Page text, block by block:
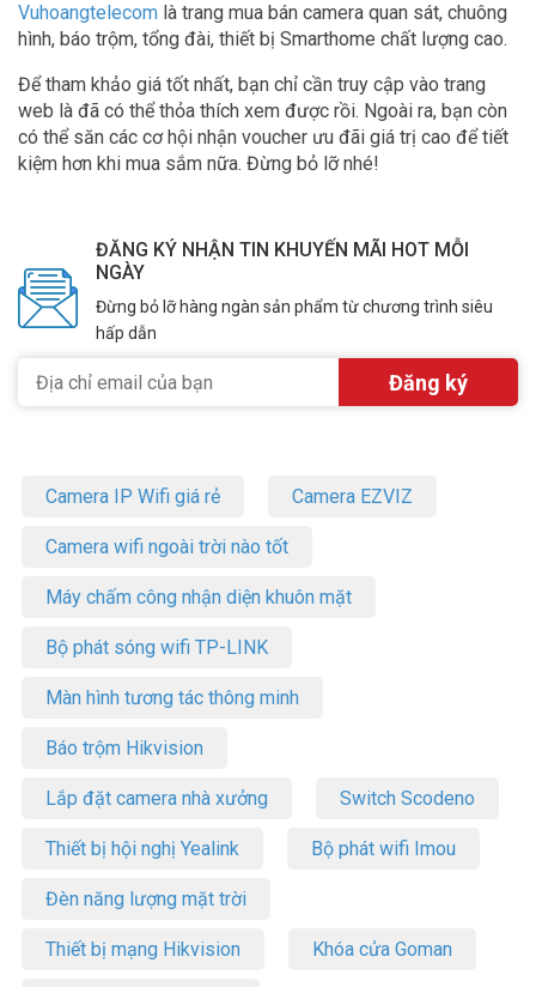
Vuhoangtelecom là trang mua bán camera quan sát, chuông
hình, báo trộm, tổng đài, thiết bị Smarthome chất lượng cao.
Để tham khảo giá tốt nhất, bạn chỉ cần truy cập vào trang
web là đã có thể thỏa thích xem được rồi. Ngoài ra, bạn còn
có thể săn các cơ hội nhận voucher ưu đãi giá trị cao để tiết
kiệm hơn khi mua sắm nữa. Đừng bỏ lỡ nhé!
ĐĂNG KÝ NHẬN TIN KHUYẾN MÃI HOT MỖI
NGÀY
Đừng bỏ lỡ hàng ngàn sản phẩm từ chương trình siêu
hấp dẫn
Camera IP Wifi giá rẻ Camera EZVIZ
Camera wifi ngoài trời nào tốt
Máy chấm công nhận diện khuôn mặt
Bộ phát sóng wifi TP-LINK
Màn hình tương tác thông minh
Báo trộm Hikvision
Lắp đặt camera nhà xưởng Switch Scodeno
Thiết bị hội nghị Yealink Bộ phát wifi Imou
Đèn năng lượng mặt trời
Thiết bị mạng Hikvision Khóa cửa Goman